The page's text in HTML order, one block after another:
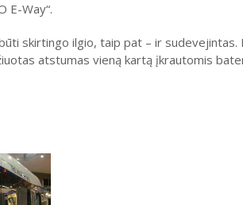
E-Way“.
skirtingo ilgio, taip pat – ir
atstumas vieną kartą įkrautomis